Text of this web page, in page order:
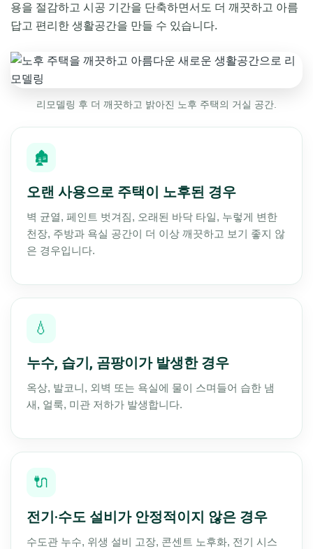
용을 절감하고 시공 기간을 단축하면서도 더 깨끗하고 아름
답고 편리한 생활공간을 만들 수 있습니다.
리모델링 후 더 깨끗하고 밝아진 노후 주택의 거실 공간.
🏚️
오랜 사용으로 주택이 노후된 경우
벽 균열, 페인트 벗겨짐, 오래된 바닥 타일, 누렇게 변한
천장, 주방과 욕실 공간이 더 이상 깨끗하고 보기 좋지 않
은 경우입니다.
💧
누수, 습기, 곰팡이가 발생한 경우
옥상, 발코니, 외벽 또는 욕실에 물이 스며들어 습한 냄
새, 얼룩, 미관 저하가 발생합니다.
🔌
전기·수도 설비가 안정적이지 않은 경우
수도관 누수, 위생 설비 고장, 콘센트 노후화, 전기 시스